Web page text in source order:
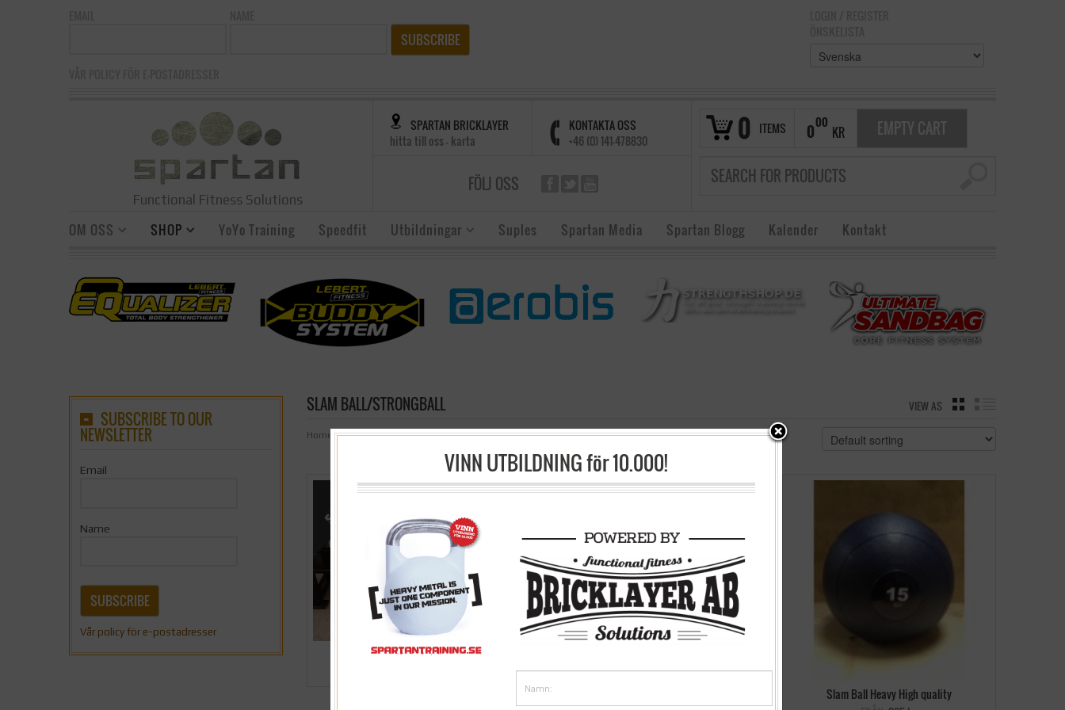
SUBSCRIBE
Functional Fitness Solutions
0 ITEMS 000
KR EMPTY CART
SPARTAN BRICKLAYER
hitta till oss - karta
KONTAKTA OSS
+46 (0) 141-478830
FÖLJ OSS
OM OSS SHOP YoYo Training Speedfit Utbildningar Suples Spartan Media Spartan Blogg Kalender Kontakt
SLAM BALL/STRONGBALL VIEW AS
Home /Butik/Strong fit/ Slam ball/strongball
Kettlebell rack / Slamball rack
FRÅN:395 kr
Slam Ball Heavy High quality
SUBSCRIBE TO OUR
NEWSLETTER
Email
Name
SUBSCRIBE
Vår policy för e-postadresser
VINN UTBILDNING för 10.000!